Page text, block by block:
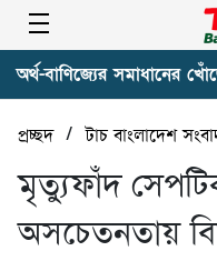
অর্থ-বাণিজ্যের সমাধানের
প্রচ্ছদ/টাচ বাংলাদেশ
মৃত্যুফাঁদ
অসচেতনতায়